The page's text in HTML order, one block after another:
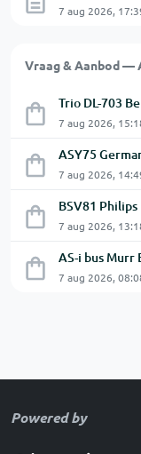
7 aug 2026,
Vraag & Aanbod
Trio DL-703
7 aug 2026,
ASY75
7 aug 2026,
BSV81
7 aug 2026,
7 aug 2026,
Powered by